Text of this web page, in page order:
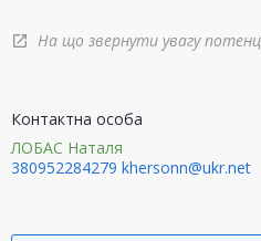
open_in_new На що звернути увагу
Контактна особа
ЛОБАС Наталя
380952284279 khersonn@ukr.net